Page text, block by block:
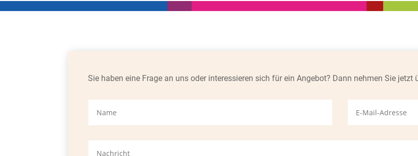
Sie haben eine Frage an uns oder interessieren sich für ein Angebot? Dann nehmen Sie jetzt